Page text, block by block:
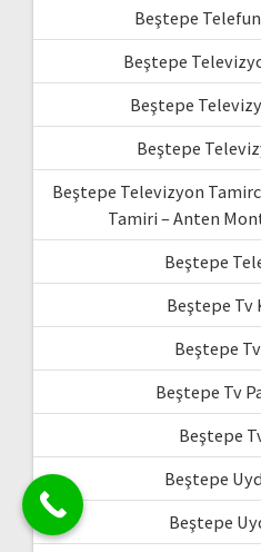
Beştepe
Beştepe
Beştepe
Beştepe
Beştepe Televizyon
Tamiri – Anten
Beştepe
Beştepe Tv
Beştepe
Beştepe Tv
Beştepe
Beştepe
Beştepe